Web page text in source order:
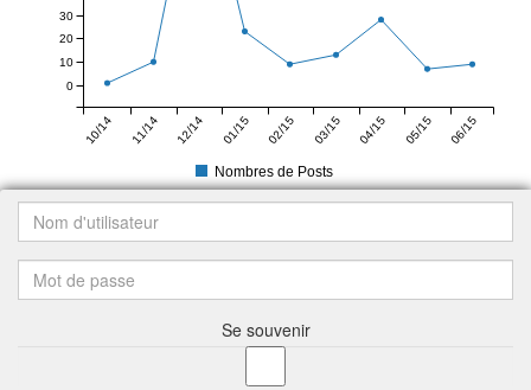
10/14 11/14 12/14 01/15 02/15 03/15 04/15 05/15 06/15
0
10
20
30
Nombres de Posts
Se souvenir